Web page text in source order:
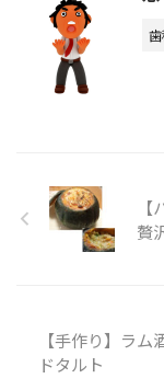
贅
【手作り】ラ
ドタルト